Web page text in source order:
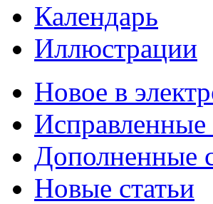
Календарь
Иллюстрации
Новое в
Исправленные
Дополненные
Новые статьи